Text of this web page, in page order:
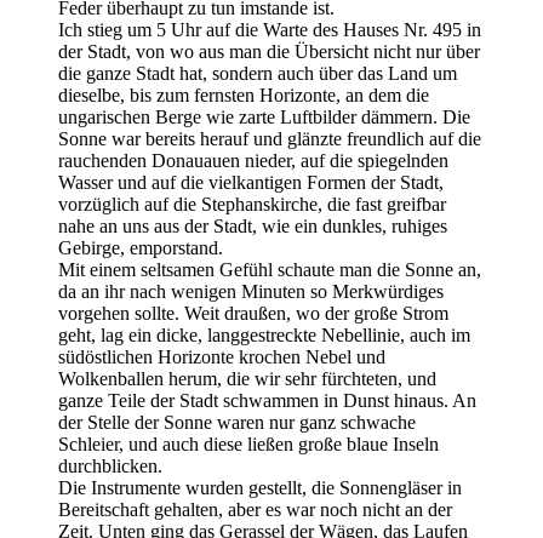
Feder überhaupt zu tun imstande ist.
Ich stieg um 5 Uhr auf die Warte des Hauses Nr. 495 in
der Stadt, von wo aus man die Übersicht nicht nur über
die ganze Stadt hat, sondern auch über das Land um
dieselbe, bis zum fernsten Horizonte, an dem die
ungarischen Berge wie zarte Luftbilder dämmern. Die
Sonne war bereits herauf und glänzte freundlich auf die
rauchenden Donauauen nieder, auf die spiegelnden
Wasser und auf die vielkantigen Formen der Stadt,
vorzüglich auf die Stephanskirche, die fast greifbar
nahe an uns aus der Stadt, wie ein dunkles, ruhiges
Gebirge, emporstand.
Mit einem seltsamen Gefühl schaute man die Sonne an,
da an ihr nach wenigen Minuten so Merkwürdiges
vorgehen sollte. Weit draußen, wo der große Strom
geht, lag ein dicke, langgestreckte Nebellinie, auch im
südöstlichen Horizonte krochen Nebel und
Wolkenballen herum, die wir sehr fürchteten, und
ganze Teile der Stadt schwammen in Dunst hinaus. An
der Stelle der Sonne waren nur ganz schwache
Schleier, und auch diese ließen große blaue Inseln
durchblicken.
Die Instrumente wurden gestellt, die Sonnengläser in
Bereitschaft gehalten, aber es war noch nicht an der
Zeit. Unten ging das Gerassel der Wägen, das Laufen